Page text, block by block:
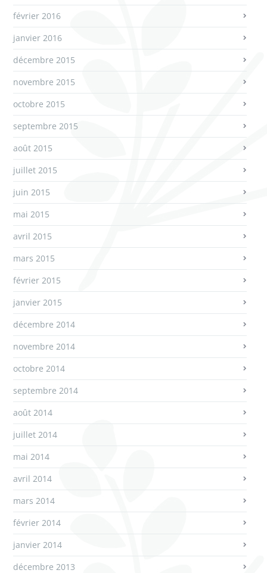
février 2016
janvier 2016
décembre 2015
novembre 2015
octobre 2015
septembre 2015
août 2015
juillet 2015
juin 2015
mai 2015
avril 2015
mars 2015
février 2015
janvier 2015
décembre 2014
novembre 2014
octobre 2014
septembre 2014
août 2014
juillet 2014
mai 2014
avril 2014
mars 2014
février 2014
janvier 2014
décembre 2013